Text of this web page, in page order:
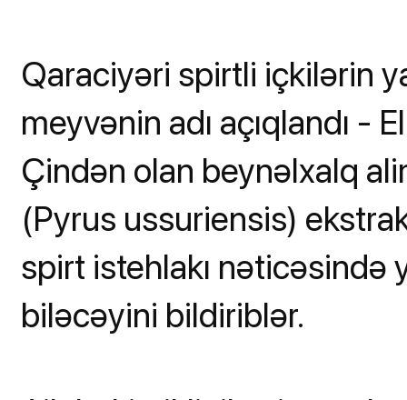
Qaraciyəri spirtli içkilərin
meyvənin adı açıqlandı -
Çindən olan beynəlxalq
(Pyrus ussuriensis)
spirt istehlakı nəticəsində
biləcəyini bildiriblər.